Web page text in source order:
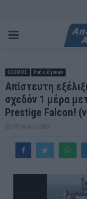
PRIMARY
ΚΟΣΜΟΣ Ροή ειδήσεων
Απίστευτη
σχεδόν 1 μέρα
Prestige Falcon!
18 Ιουλίου 2024